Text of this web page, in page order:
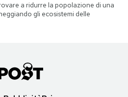
a ridurre la popolazione di una
gli ecosistemi delle